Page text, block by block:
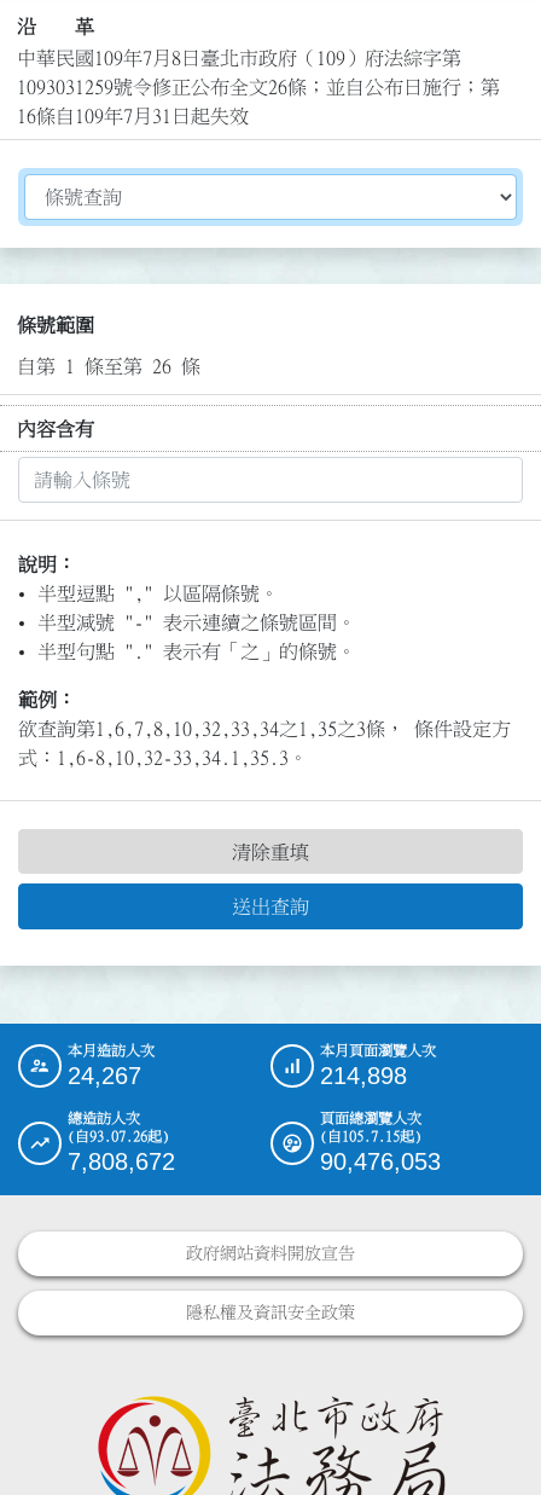
沿 革
中華民國109年7月8日臺北市政府（109）府法綜字第
1093031259號令修正公布全文26條；並自公布日施行；第
16條自109年7月31日起失效
切換選擇法規資訊內容
條號範圍
自第 1 條至第 26 條
內容含有
說明：
半型逗點 "," 以區隔條號。
半型減號 "-" 表示連續之條號區間。
半型句點 "." 表示有「之」的條號。
範例：
欲查詢第1,6,7,8,10,32,33,34之1,35之3條， 條件設定方
式：1,6-8,10,32-33,34.1,35.3。
送出查詢
清除重填
::: 本月造訪人次
24,267
本月頁面瀏覽人次
214,898
總造訪人次
(自93.07.26起)
7,808,672
頁面總瀏覽人次
(自105.7.15起)
90,476,053
政府網站資料開放宣告
隱私權及資訊安全政策